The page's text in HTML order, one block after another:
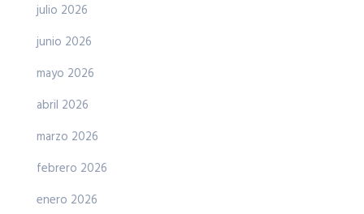
julio 2026
junio 2026
mayo 2026
abril 2026
marzo 2026
febrero 2026
enero 2026